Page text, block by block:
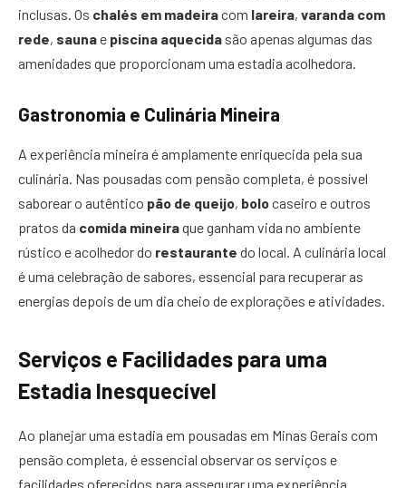
inclusas. Os chalés em madeiracom lareira, varanda com
rede, saunae piscina aquecida são apenas algumas das
amenidades que proporcionam uma estadia acolhedora.
Gastronomia e Culinária Mineira
A experiência mineira é amplamente enriquecida pela sua
culinária. Nas pousadas com pensão completa, é possível
saborear o autêntico pão de queijo, bolocaseiro e outros
pratos da comida mineiraque ganham vida no ambiente
rústico e acolhedor do restaurante do local. A culinária local
é uma celebração de sabores, essencial para recuperar as
energias depois de um dia cheio de explorações e atividades.
Serviços e Facilidades para uma
Estadia Inesquecível
Ao planejar uma estadia em pousadas em Minas Gerais com
pensão completa, é essencial observar os serviços e
facilidades oferecidos para assegurar uma experiência